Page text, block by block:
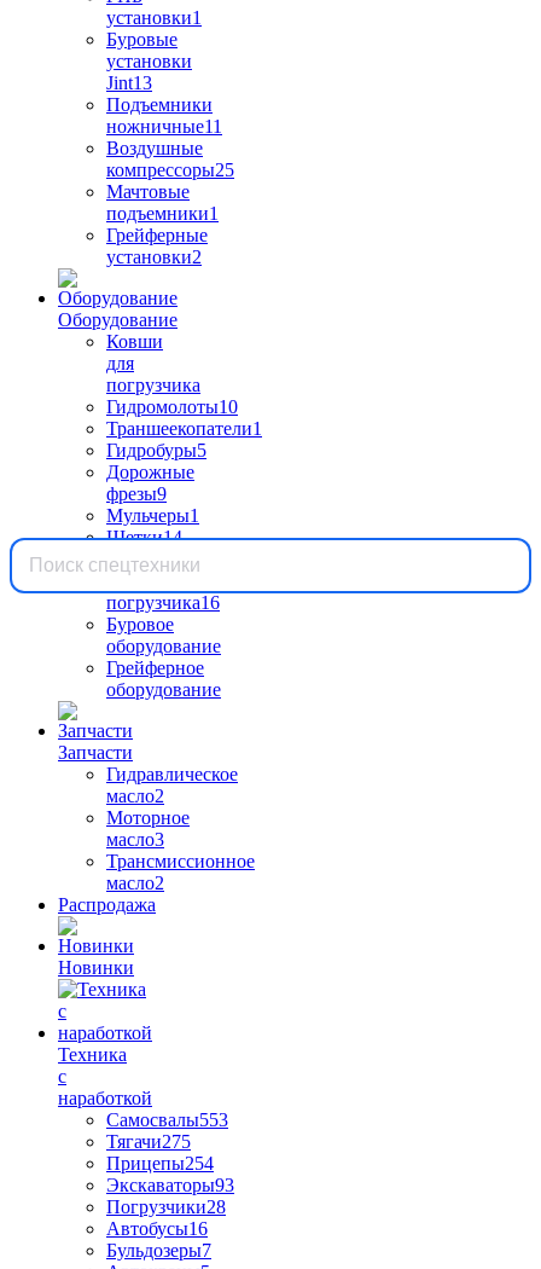
установки1
Буровые
установки
Jint13
Подъемники
ножничные11
Воздушные
компрессоры25
Мачтовые
подъемники1
Грейферные
установки2
Оборудование
Ковши
для
погрузчика
Гидромолоты10
Траншеекопатели1
Гидробуры5
Дорожные
фрезы9
Мульчеры1
Щетки14
Вилы
для
погрузчика16
Буровое
оборудование
Грейферное
оборудование
Запчасти
Гидравлическое
масло2
Моторное
масло3
Трансмиссионное
масло2
Распродажа
Новинки
Техника
с
наработкой
Самосвалы553
Тягачи275
Прицепы254
Экскаваторы93
Погрузчики28
Автобусы16
Бульдозеры7